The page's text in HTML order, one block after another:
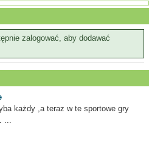
zalogować, aby dodawać
każdy ,a teraz w te sportowe gry
...